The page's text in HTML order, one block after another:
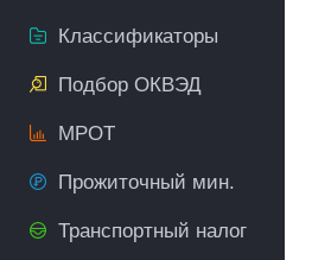
Классификаторы
Подбор ОКВЭД
МРОТ
Прожиточный мин.
Транспортный налог